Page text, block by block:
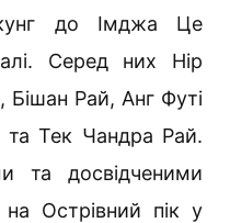
до Імджа Це
Серед них Нір
Рай, Анг Футі
Тек Чандра Рай.
та досвідченими
на Острівний пік у